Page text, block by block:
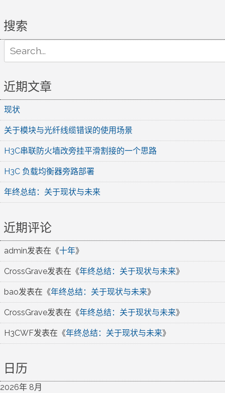
搜索
for:
近期文章
现状
关于模块与光纤线缆错误的使用场景
H3C串联防火墙改旁挂平滑割接的一个思路
H3C 负载均衡器旁路部署
年终总结：关于现状与未来
近期评论
admin发表在《十年》
CrossGrave发表在《年终总结：关于现状与未来》
bao发表在《年终总结：关于现状与未来》
CrossGrave发表在《年终总结：关于现状与未来》
H3CWF发表在《年终总结：关于现状与未来》
日历
2026年 8月